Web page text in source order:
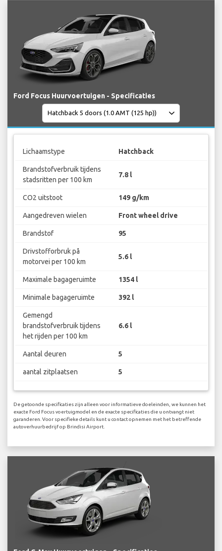
Ford Focus Huurvoertuigen - Specificaties
Lichaamstype Hatchback
Brandstofverbruik tijdens
stadsritten per 100 km
7.8 l
CO2 uitstoot 149 g/km
Aangedreven wielen Front wheel drive
Brandstof 95
Drivstofforbruk på
motorvei per 100 km
5.6 l
Maximale bagageruimte 1354 l
Minimale bagageruimte 392 l
Gemengd
brandstofverbruik tijdens
het rijden per 100 km
6.6 l
Aantal deuren 5
aantal zitplaatsen 5
De getoonde specificaties zijn alleen voor informatieve doeleinden, we kunnen het
exacte Ford Focus voertuigmodel en de exacte specificaties die u ontvangt niet
garanderen. Voor specifieke details kunt u contact opnemen met het betreffende
autoverhuurbedrijf op Brindisi Airport.